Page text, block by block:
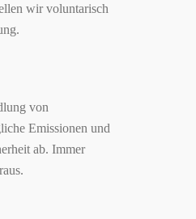
wir voluntarisch
von
Emissionen und
ab. Immer